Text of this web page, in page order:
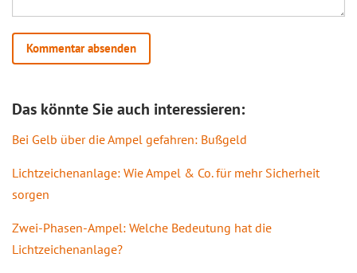
Das könnte Sie auch interessieren:
Bei Gelb über die Ampel gefahren: Bußgeld
Lichtzeichenanlage: Wie Ampel & Co. für mehr Sicherheit
sorgen
Zwei-Phasen-Ampel: Welche Bedeutung hat die
Lichtzeichenanlage?